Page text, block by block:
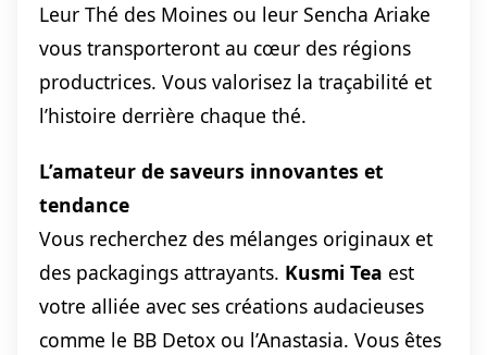
Leur Thé des Moines ou leur Sencha Ariake
vous transporteront au cœur des régions
productrices. Vous valorisez la traçabilité et
l’histoire derrière chaque thé.
L’amateur de saveurs innovantes et
tendance
Vous recherchez des mélanges originaux et
des packagings attrayants. Kusmi Tea est
votre alliée avec ses créations audacieuses
comme le BB Detox ou l’Anastasia. Vous êtes